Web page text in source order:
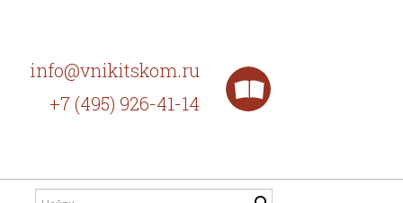
info@vnikitskom.ru
+7 (495) 926-41-14